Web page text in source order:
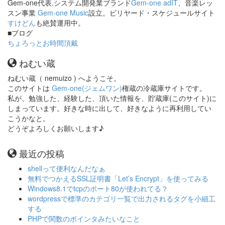
Gem-one代表.システム開発業ブランドGem-one adIT、音楽レッ
スン事業 Gem-one Music設立。ビリヤード・スケジュールサイト
すけどんも絶賛運用中。
■ブログ
ちょろっとお時間頂戴
ねむい蔵
ねむい蔵（ nemuizo ) へようこそ。
このサイトは Gem-one(ジェムワン)権蔵の冷蔵庫サイトです。
私が、勉強した、経験した、頂いた情報を、貯蔵庫(このサイト)に
しまっています。好きな時に出して、好きなように再利用してい
こうかなと。
どうぞよろしくお願いします♪
最近の投稿
shellって便利なんだなぁ
無料でつかえるSSL証明書「Let’s Encrypt」を使ってみる
Windows8.1でtcpのポート80が使われてる？
wordpressで標準のカテゴリ一覧で出力されるタグを小細工
する
PHPで関数のポインタみたいなこと